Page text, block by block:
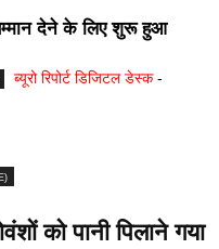
देने के लिए शुरू हुआ
ब्यूरो रिपोर्ट डिजिटल डेस्क -
को पानी पिलाने गया